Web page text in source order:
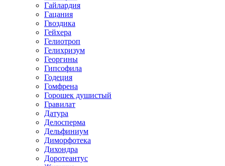
Гайлардия
Гацания
Гвоздика
Гейхера
Гелиотроп
Гелихризум
Георгины
Гипсофила
Годеция
Гомфрена
Горошек душистый
Гравилат
Датура
Делосперма
Дельфиниум
Диморфотека
Дихондра
Доротеантус